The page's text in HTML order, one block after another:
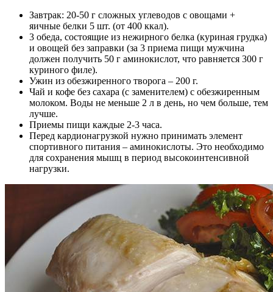
Завтрак: 20-50 г сложных углеводов с овощами +
яичные белки 5 шт. (от 400 ккал).
3 обеда, состоящие из нежирного белка (куриная грудка)
и овощей без заправки (за 3 приема пищи мужчина
должен получить 50 г аминокислот, что равняется 300 г
куриного филе).
Ужин из обезжиренного творога – 200 г.
Чай и кофе без сахара (с заменителем) с обезжиренным
молоком. Воды не меньше 2 л в день, но чем больше, тем
лучше.
Приемы пищи каждые 2-3 часа.
Перед кардионагрузкой нужно принимать элемент
спортивного питания – аминокислоты. Это необходимо
для сохранения мышц в период высокоинтенсивной
нагрузки.